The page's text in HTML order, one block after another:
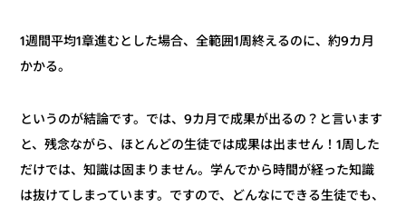
1週間平均1章進むとした場合、全範囲1周終えるのに、約9カ月
かかる。
というのが結論です。では、9カ月で成果が出るの？と言います
と、残念ながら、ほとんどの生徒では成果は出ません！1周した
だけでは、知識は固まりません。学んでから時間が経った知識
は抜けてしまっています。ですので、どんなにできる生徒でも、